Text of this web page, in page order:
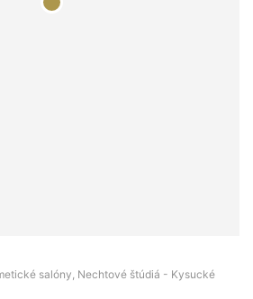
salóny, Nechtové štúdiá - Kysucké